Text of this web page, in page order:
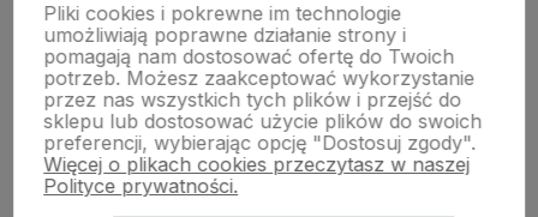
Płatności i dostawa
Informacje
O nas
Pliki cookies i pokrewne im technologie
umożliwiają poprawne działanie strony i
pomagają nam dostosować ofertę do Twoich
potrzeb. Możesz zaakceptować wykorzystanie
przez nas wszystkich tych plików i przejść do
sklepu lub dostosować użycie plików do swoich
preferencji, wybierając opcję "Dostosuj zgody".
Więcej o plikach cookies przeczytasz w naszej
Polityce prywatności.